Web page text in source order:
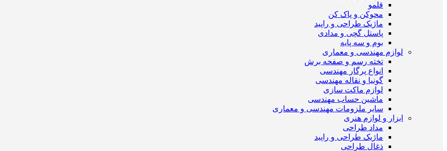
قلمو
محوکن و پاک کن
ماژیک طراحی و راپید
پاستل گچی و مدادی
بوم و سه پایه
لوازم مهندسی و معماری
تخته رسم و صفحه برش
انواع پرگار مهندسی
گونیا و نقاله مهندسی
لوازم ماکت سازی
ماشین حساب مهندسی
سایر ملزومات مهندسی و معماری
ابزار و لوازم هنری
مداد طراحی
ماژیک طراحی و راپید
ذغال طراحی